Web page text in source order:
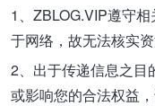
1、ZBLOG.VIP遵守
于网络，故无法核实
2、出于传递信息之目
或影响您的合法权益